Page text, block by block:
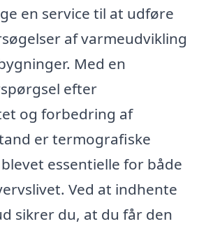
en service til at udføre
af varmeudvikling
Med en
efter
og forbedring af
er termografiske
essentielle for både
Ved at indhente
sikrer du, at du får den